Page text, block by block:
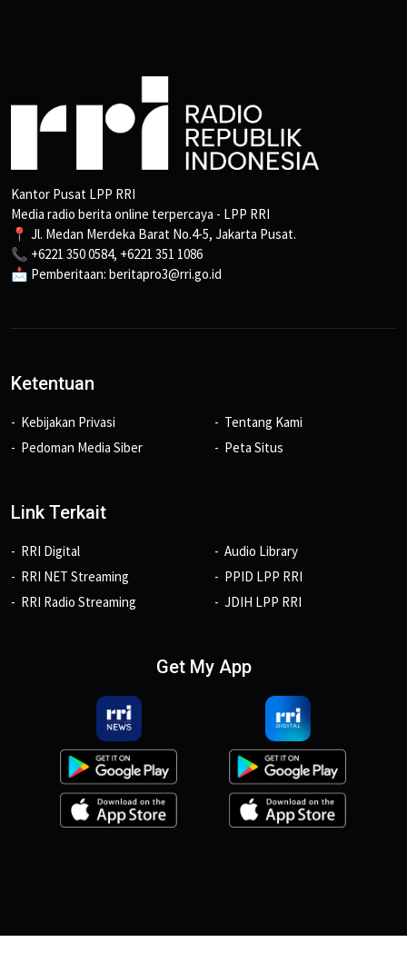
Kantor Pusat LPP RRI
Media radio berita online terpercaya - LPP RRI
📍 Jl. Medan Merdeka Barat No.4-5, Jakarta Pusat.
📞 +6221 350 0584, +6221 351 1086
📩 Pemberitaan: beritapro3@rri.go.id
Ketentuan
Kebijakan Privasi
Pedoman Media Siber
Tentang Kami
Peta Situs
Link Terkait
RRI Digital
RRI NET Streaming
RRI Radio Streaming
Audio Library
PPID LPP RRI
JDIH LPP RRI
Get My App